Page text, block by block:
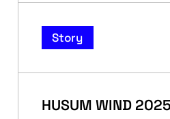
Story
HUSUM WIND